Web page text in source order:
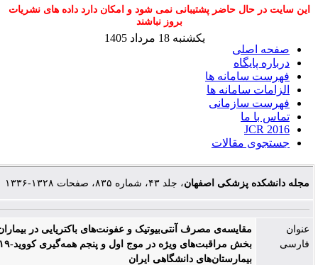
حاضر پشتیبانی نمی شود و امکان دارد داده های نشریات
ها
ها
پزشکی اصفهان، جلد ۴۳، شماره ۸۳۵، صفحات ۱۳۲۸-۱۳۳۶
مصرف آنتی‌بیوتیک و عفونت‌های باکتریایی در بیماران بستری در
بخش مراقبت‌های ویژه در موج اول و پنجم همه‌گیری کووید-۱۹ در یکی از
دانشگاهی ایران